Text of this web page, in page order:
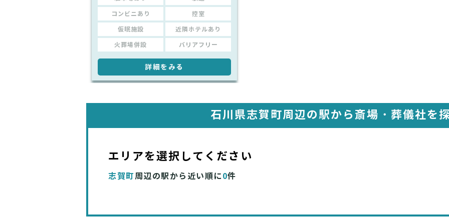
コンビニあり 控室
仮眠施設 近隣ホテルあり
火葬場併設 バリアフリー
詳細をみる
石川県志賀町周辺の駅から 斎場・葬儀社を
エリアを選択してください
志賀町周辺の駅から近い順に0件